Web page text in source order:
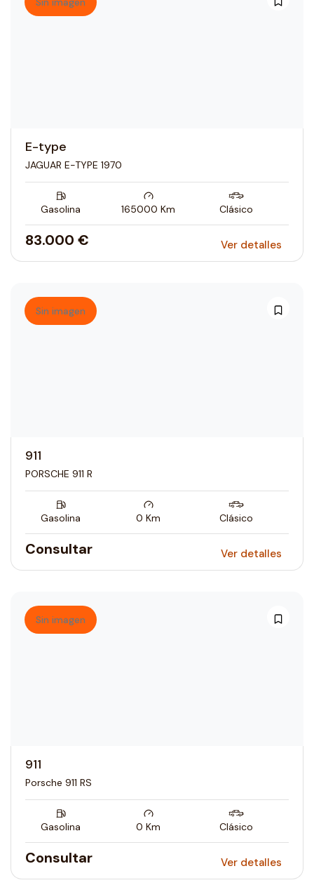
E-type
JAGUAR E-TYPE 1970
Gasolina 165000 Km Clásico
83.000 € Ver detalles
Sin imagen
911
PORSCHE 911 R
Gasolina 0 Km Clásico
Consultar Ver detalles
Sin imagen
911
Porsche 911 RS
Gasolina 0 Km Clásico
Consultar Ver detalles